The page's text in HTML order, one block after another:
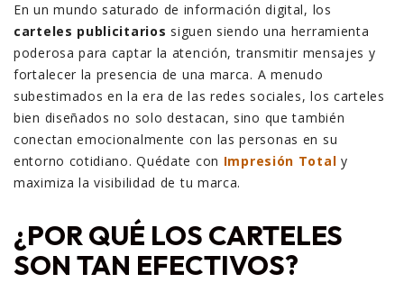
En un mundo saturado de información digital, los
carteles publicitarios siguen siendo una herramienta
poderosa para captar la atención, transmitir mensajes y
fortalecer la presencia de una marca. A menudo
subestimados en la era de las redes sociales, los carteles
bien diseñados no solo destacan, sino que también
conectan emocionalmente con las personas en su
entorno cotidiano. Quédate con Impresión Total y
maximiza la visibilidad de tu marca.
¿POR QUÉ LOS CARTELES
SON TAN EFECTIVOS?